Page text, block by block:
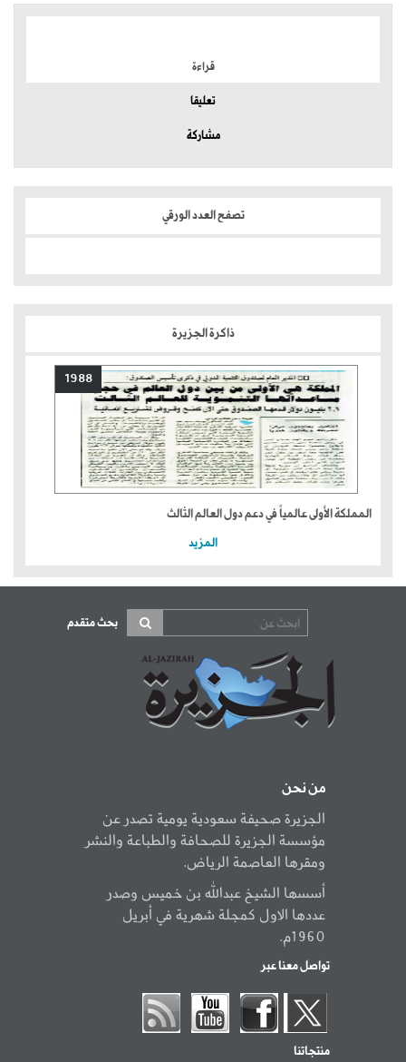
قراءة
تعليقا
مشاركة
تصفح العدد الورقي
ذاكرة الجزيرة
1988
المملكة الأولى عالمياً في دعم دول العالم الثالث
المزيد
بحث متقدم
من نحن
الجزيرة صحيفة سعودية يومية تصدر عن
مؤسسة الجزيرة للصحافة والطباعة والنشر
ومقرها العاصمة الرياض.
أسسها الشيخ عبدالله بن خميس وصدر
عددها الاول كمجلة شهرية في أبريل
1960م.
تواصل معنا عبر
منتجاتنا